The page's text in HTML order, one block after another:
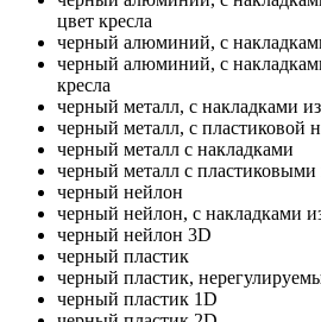
цвет кресла
черный алюминий, с
черный алюминий, с
кресла
черный металл, с накладками
черный металл, с пластиковой
черный металл с накладками
черный металл с пластиковыми
черный нейлон
черный нейлон, с накладками
черный нейлон 3D
черный пластик
черный пластик,
черный пластик 1D